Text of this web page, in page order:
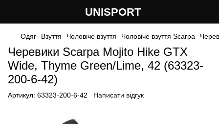
UNISPORT
Одяг Взуття Чоловіче взуття Чоловіче взуття Scarpa
Черевики Scarpa Mojito Hike GTX
Wide, Thyme Green/Lime, 42 (63323-
200-6-42)
Артикул: 63323-200-6-42 Написати відгук